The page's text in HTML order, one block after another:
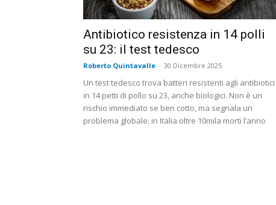
Antibiotico resistenza in 14 polli
su 23: il test tedesco
Roberto Quintavalle - 30 Dicembre 2025
Un test tedesco trova batteri resistenti agli antibiotici
in 14 petti di pollo su 23, anche biologici. Non è un
rischio immediato se ben cotto, ma segnala un
problema globale: in Italia oltre 10mila morti l’anno